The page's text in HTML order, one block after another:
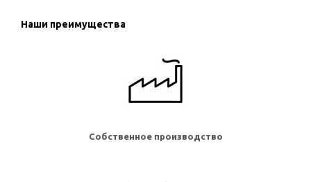
Наши преимущества
Собственное производство